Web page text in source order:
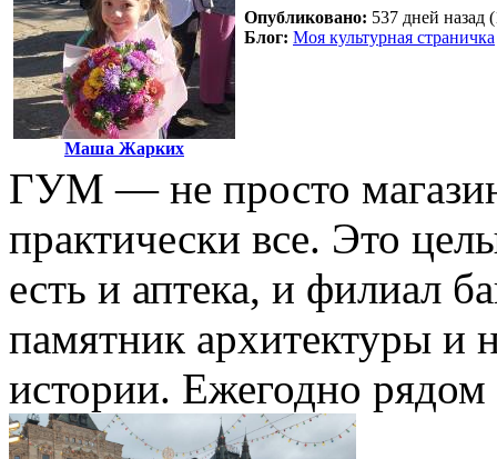
Маша Жарких
Опубликовано: 537 дней назад
Блог: Моя культурная страничка
ГУМ — не просто
практически все. Это
есть и аптека, и филиал
памятник архитектуры и
истории. Ежегодно рядом